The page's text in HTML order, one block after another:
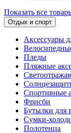
Показать все
Отдых и спорт
Аксессуары
Пледы
Пляжные
Спортивные
Фрисби
Бутылки для
Сумки-
Полотенца